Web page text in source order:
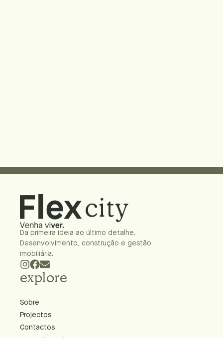
Da primeira ideia ao último detalhe.
Desenvolvimento, construção e gestão
imobiliária.
explore
Sobre
Projectos
Contactos